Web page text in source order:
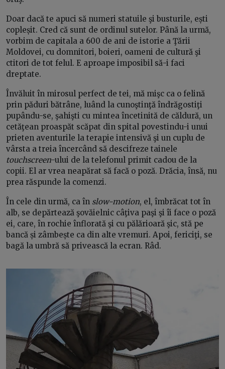
Doar dacă te apuci să numeri statuile şi busturile, ești
copleșit. Cred că sunt de ordinul sutelor. Până la urmă,
vorbim de capitala a 600 de ani de istorie a Ţării
Moldovei, cu domnitori, boieri, oameni de cultură şi
ctitori de tot felul. E aproape imposibil să-i faci
dreptate.
Învăluit în mirosul perfect de tei, mă mişc ca o felină
prin păduri bătrâne, luând la cunoştinţă îndrăgostiţi
pupându-se, şahişti cu mintea încetinită de căldură, un
cetăţean proaspăt scăpat din spital povestindu-i unui
prieten aventurile la terapie intensivă şi un cuplu de
vârsta a treia încercând să descifreze tainele
touchscreen-ului de la telefonul primit cadou de la
copii. El ar vrea neapărat să facă o poză. Drăcia, însă, nu
prea răspunde la comenzi.
În cele din urmă, ca în slow-motion, el, îmbrăcat tot în
alb, se depărtează şovăielnic câţiva paşi şi îi face o poză
ei, care, în rochie înflorată şi cu pălărioară şic, stă pe
bancă și zâmbește ca din alte vremuri. Apoi, fericiţi, se
bagă la umbră să privească la ecran. Râd.